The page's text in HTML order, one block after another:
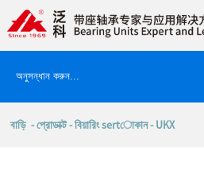
বাড়ি -প্রোডাক্ট-বিয়ারিং sertোকান- UKX